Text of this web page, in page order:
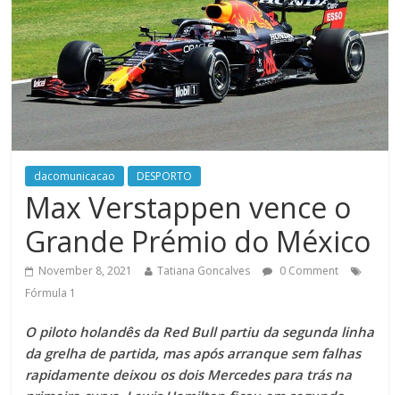
dacomunicacao DESPORTO
Max Verstappen vence o
Grande Prémio do México
November 8, 2021 Tatiana Goncalves
0 Comment
Fórmula 1
O piloto holandês da Red Bull partiu da segunda linha
da grelha de partida, mas após arranque sem falhas
rapidamente deixou os dois Mercedes para trás na